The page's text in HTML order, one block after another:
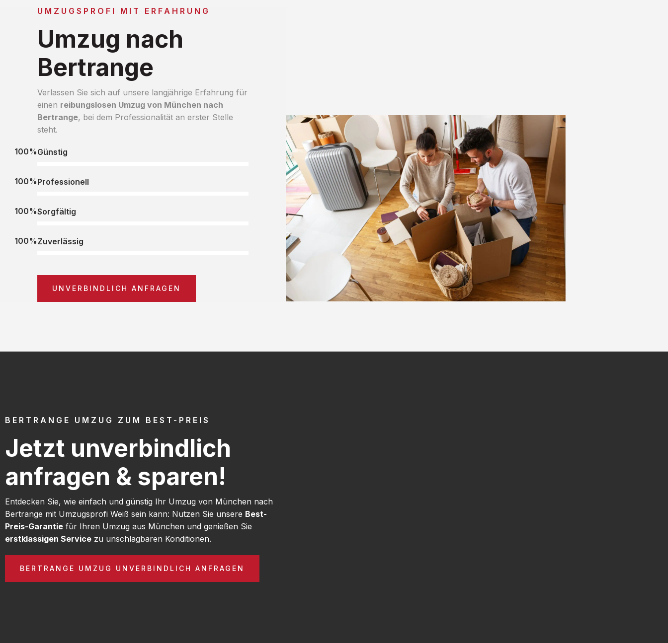
UMZUGSPROFI MIT ERFAHRUNG
Umzug nach
Bertrange
Verlassen Sie sich auf unsere langjährige Erfahrung für
einen reibungslosen Umzug von München nach
Bertrange, bei dem Professionalität an erster Stelle
steht.
Günstig
100%
Professionell
100%
Sorgfältig
100%
Zuverlässig
100%
UNVERBINDLICH ANFRAGEN
BERTRANGE UMZUG ZUM BEST-PREIS
Jetzt unverbindlich
anfragen & sparen!
Entdecken Sie, wie einfach und günstig Ihr Umzug von München nach
Bertrange mit Umzugsprofi Weiß sein kann: Nutzen Sie unsere Best-
Preis-Garantie für Ihren Umzug aus München und genießen Sie
erstklassigen Service zu unschlagbaren Konditionen.
BERTRANGE UMZUG UNVERBINDLICH ANFRAGEN